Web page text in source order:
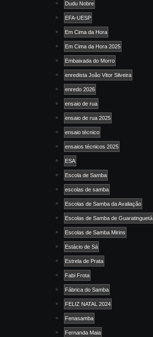
Dudu Nobre
EFA-UESP
Em Cima da Hora
Em Cima da Hora 2025
Embaixada do Morro
enredista João Vitor Silveira
enredo 2026
ensaio de rua
ensaio de rua 2025
ensaio técnico
ensaios técnicos 2025
ESA
Escola de Samba
escolas de samba
Escolas de Samba da Avaliação
Escolas de Samba de Guaratinguetá
Escolas de Samba Mirins
Estácio de Sá
Estrela de Prata
Fabi Frota
Fábrica do Samba
FELIZ NATAL 2024
Fenasamba
Fernanda Maia